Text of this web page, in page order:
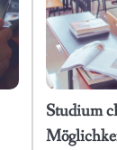
Studium